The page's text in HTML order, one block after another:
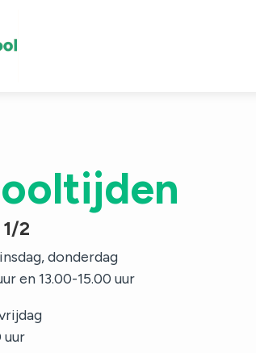
2
donderdag
en 13.00-15.00 uur
uur